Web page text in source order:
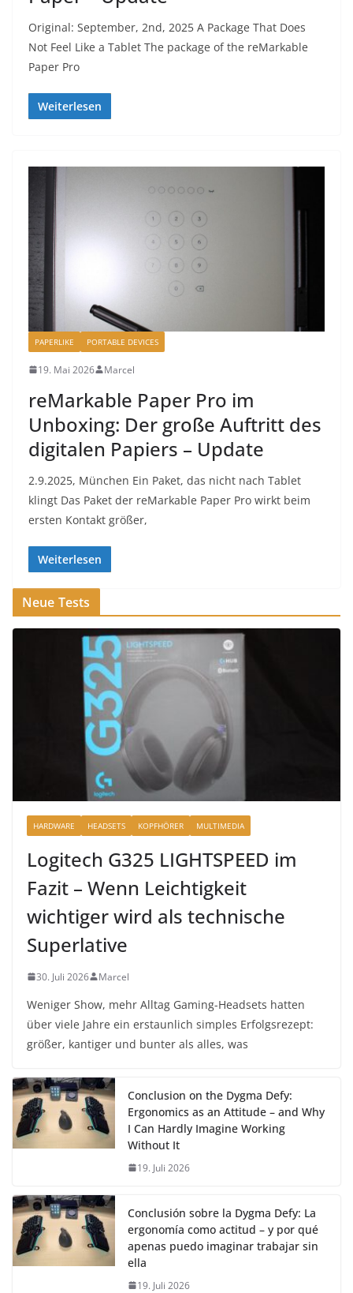
Original: September, 2nd, 2025 A Package That Does
Not Feel Like a Tablet The package of the reMarkable
Paper Pro
Weiterlesen
PAPERLIKE PORTABLE DEVICES
19. Mai 2026 Marcel
reMarkable Paper Pro im
Unboxing: Der große Auftritt des
digitalen Papiers – Update
2.9.2025, München Ein Paket, das nicht nach Tablet
klingt Das Paket der reMarkable Paper Pro wirkt beim
ersten Kontakt größer,
Weiterlesen
Neue Tests
HARDWARE HEADSETS KOPFHÖRER MULTIMEDIA
Logitech G325 LIGHTSPEED im
Fazit – Wenn Leichtigkeit
wichtiger wird als technische
Superlative
30. Juli 2026 Marcel
Weniger Show, mehr Alltag Gaming-Headsets hatten
über viele Jahre ein erstaunlich simples Erfolgsrezept:
größer, kantiger und bunter als alles, was
Conclusion on the Dygma Defy:
Ergonomics as an Attitude – and Why
I Can Hardly Imagine Working
Without It
19. Juli 2026
Conclusión sobre la Dygma Defy: La
ergonomía como actitud – y por qué
apenas puedo imaginar trabajar sin
ella
19. Juli 2026